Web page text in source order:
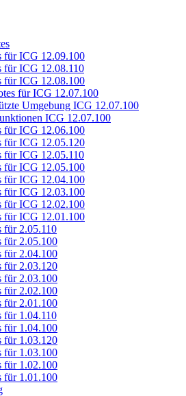
für ICG 12.09.100
für ICG 12.08.110
für ICG 12.08.100
für ICG 12.07.100
Umgebung ICG 12.07.100
ICG 12.07.100
für ICG 12.06.100
für ICG 12.05.120
für ICG 12.05.110
für ICG 12.05.100
für ICG 12.04.100
für ICG 12.03.100
für ICG 12.02.100
für ICG 12.01.100
für 2.05.110
für 2.05.100
für 2.04.100
für 2.03.120
für 2.03.100
für 2.02.100
für 2.01.100
für 1.04.110
für 1.04.100
für 1.03.120
für 1.03.100
für 1.02.100
für 1.01.100